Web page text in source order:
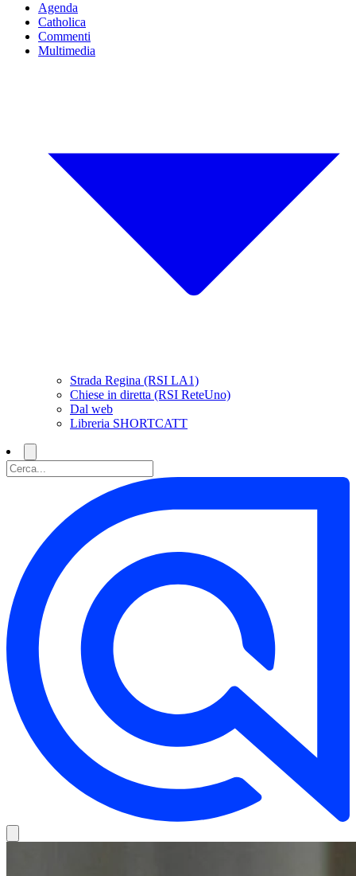
Agenda
Catholica
Commenti
Multimedia
Strada Regina (RSI LA1)
Chiese in diretta (RSI ReteUno)
Dal web
Libreria SHORTCATT